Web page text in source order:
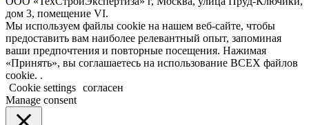
дом 3, помещение VI.
Мы используем файлы cookie на нашем веб-сайте, чтобы
предоставить вам наиболее релевантный опыт, запоминая
ваши предпочтения и повторные посещения. Нажимая
«Принять», вы соглашаетесь на использование ВСЕХ файлов
cookie. .
Cookie settings согласен
Manage consent